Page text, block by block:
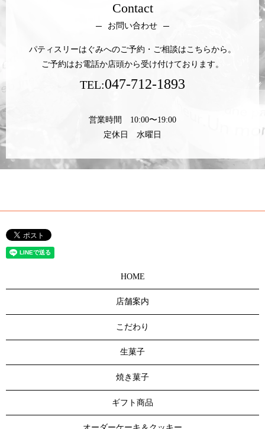
Contact
お問い合わせ
パティスリーはぐみへのご予約・ご相談はこちらから。
ご予約はお電話か店頭から受け付けております。
TEL:047-712-1893
営業時間 10:00〜19:00
定休日 水曜日
HOME
店舗案内
こだわり
生菓子
焼き菓子
ギフト商品